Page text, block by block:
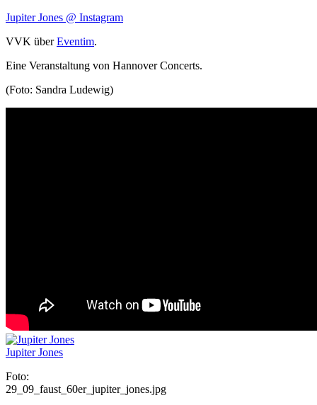
Jupiter Jones @ Instagram
VVK überEventim.
Eine Veranstaltung von Hannover Concerts.
(Foto: Sandra Ludewig)
Jupiter Jones
Foto:
29_09_faust_60er_jupiter_jones.jpg